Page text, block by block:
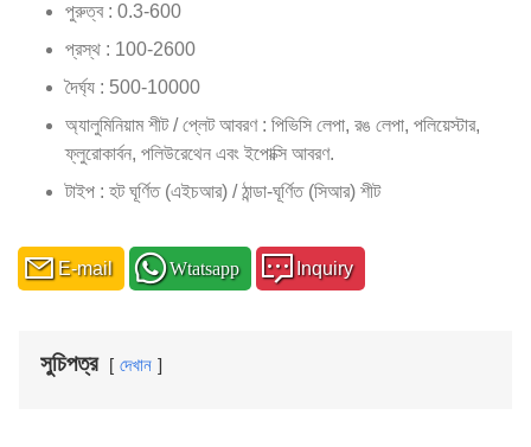
পুরুত্ব : 0.3-600
প্রস্থ : 100-2600
দৈর্ঘ্য : 500-10000
অ্যালুমিনিয়াম শীট / প্লেট আবরণ : পিভিসি লেপা, রঙ লেপা, পলিয়েস্টার,
ফ্লুরোকার্বন, পলিউরেথেন এবং ইপোক্সি আবরণ.
টাইপ : হট ঘূর্ণিত (এইচআর) / ঠান্ডা-ঘূর্ণিত (সিআর) শীট
E-mail Wtatsapp Inquiry
সুচিপত্র দেখান